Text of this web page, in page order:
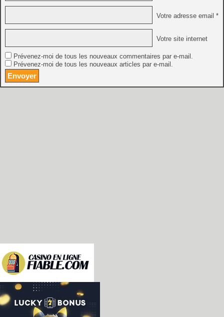
Votre adresse email *
Votre site internet
Prévenez-moi de tous les nouveaux commentaires par e-mail.
Prévenez-moi de tous les nouveaux articles par e-mail.